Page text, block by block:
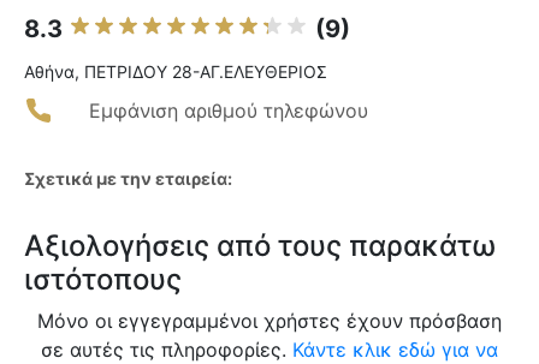
8.3 (9)
Αθήνα, ΠΕΤΡΙΔΟΥ 28-ΑΓ.ΕΛΕΥΘΕΡΙΟΣ
Εμφάνιση αριθμού τηλεφώνου
Σχετικά με την εταιρεία:
Αξιολογήσεις από τους παρακάτω
ιστότοπους
Μόνο οι εγγεγραμμένοι χρήστες έχουν πρόσβαση
σε αυτές τις πληροφορίες. Κάντε κλικ εδώ για να